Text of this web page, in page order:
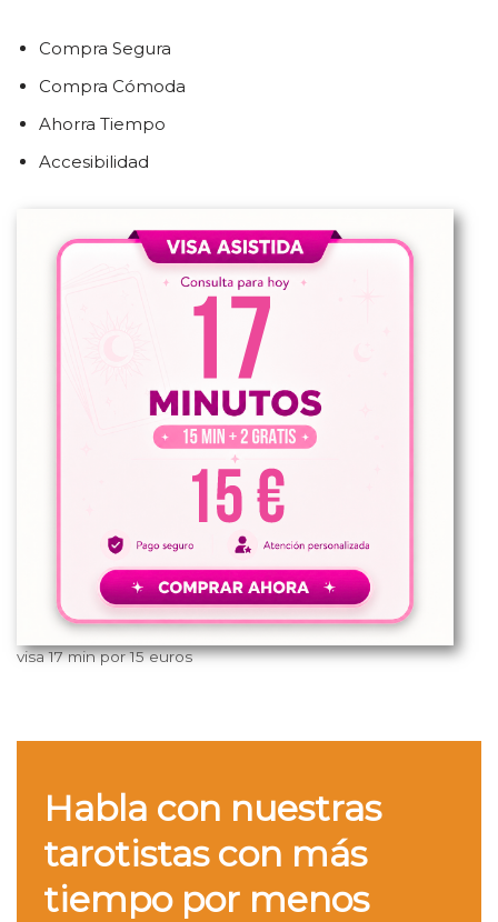
Compra Segura
Compra Cómoda
Ahorra Tiempo
Accesibilidad
visa 17 min por 15 euros
Habla con nuestras
tarotistas con más
tiempo por menos